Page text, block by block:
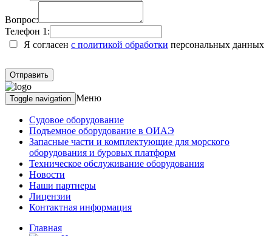
Вопрос:
Телефон 1:
Я согласен с политикой обработки персональных данных
Toggle navigation Меню
Судовое оборудование
Подъемное оборудование в ОИАЭ
Запасные части и комплектующие для морского
оборудования и буровых платформ
Техническое обслуживание оборудования
Новости
Наши партнеры
Лицензии
Контактная информация
Главная